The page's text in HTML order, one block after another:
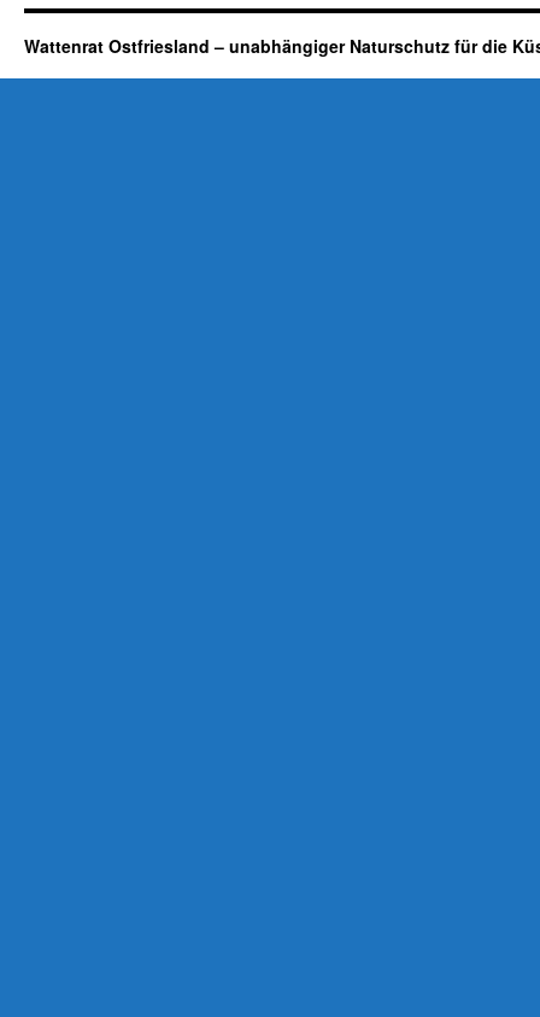
Wattenrat Ostfriesland – unabhängiger Naturschutz für die